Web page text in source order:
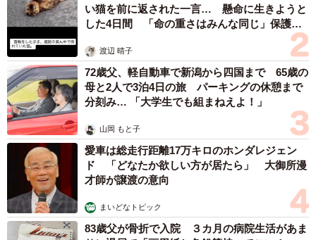
い猫を前に返された一言… 懸命に生きようと
した4日間 「命の重さはみんな同じ」保護団
渡辺 晴子
72歳父、軽自動車で新潟から四国まで 65歳の
母と2人で3泊4日の旅 パーキングの休憩まで
分刻み… 「大学生でも組まねえよ！」
山岡 もと子
愛車は総走行距離17万キロのホンダレジェン
ド 「どなたか欲しい方が居たら」 大御所漫
才師が譲渡の意向
まいどなトピック
83歳父が骨折で入院 ３カ月の病院生活があま